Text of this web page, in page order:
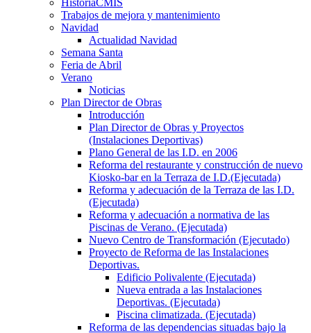
HistoriaCMIS
Trabajos de mejora y mantenimiento
Navidad
Actualidad Navidad
Semana Santa
Feria de Abril
Verano
Noticias
Plan Director de Obras
Introducción
Plan Director de Obras y Proyectos
(Instalaciones Deportivas)
Plano General de las I.D. en 2006
Reforma del restaurante y construcción de nuevo
Kiosko-bar en la Terraza de I.D.(Ejecutada)
Reforma y adecuación de la Terraza de las I.D.
(Ejecutada)
Reforma y adecuación a normativa de las
Piscinas de Verano. (Ejecutada)
Nuevo Centro de Transformación (Ejecutado)
Proyecto de Reforma de las Instalaciones
Deportivas.
Edificio Polivalente (Ejecutada)
Nueva entrada a las Instalaciones
Deportivas. (Ejecutada)
Piscina climatizada. (Ejecutada)
Reforma de las dependencias situadas bajo la